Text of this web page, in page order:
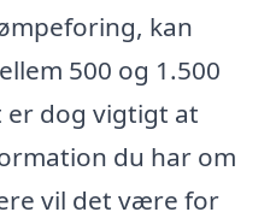
kan
500 og 1.500
er dog vigtigt at
du har om
vil det være for